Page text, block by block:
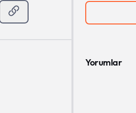
Yorumlar